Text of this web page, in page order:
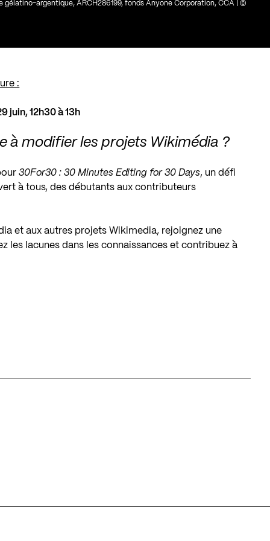
gélatino-argentique, ARCH286199, fonds Anyone Corporation, CCA | ©
:
juin, 12h30 à 13h
à modifier les projets Wikimédia ?
30For30 : 30 Minutes Editing for 30 Days, un défi
à tous, des débutants aux contributeurs
et aux autres projets Wikimedia, rejoignez une
les lacunes dans les connaissances et contribuez à